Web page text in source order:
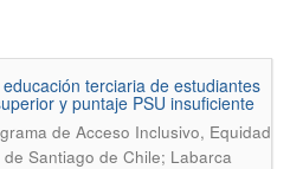
terciaria de estudiantes
y puntaje PSU insuficiente
de Acceso Inclusivo, Equidad
Santiago de Chile; Labarca